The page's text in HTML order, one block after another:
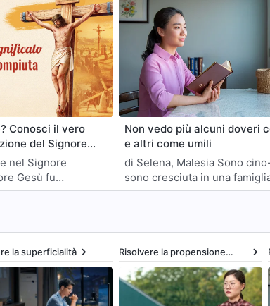
Conosci il vero
del Signore
nel Signore
Gesù fu
e perdonare
fede e, quando il
direttamente
Ma tale
e in armonia con
Quale è il vero
Non vedo più alcuni doveri
e altri come umili
di Selena, Malesia Sono cino-malese e
sono cresciuta in una
miei genitori hanno fatto
la superficialità
Risolvere la propensione
all’inganno e l’inganno